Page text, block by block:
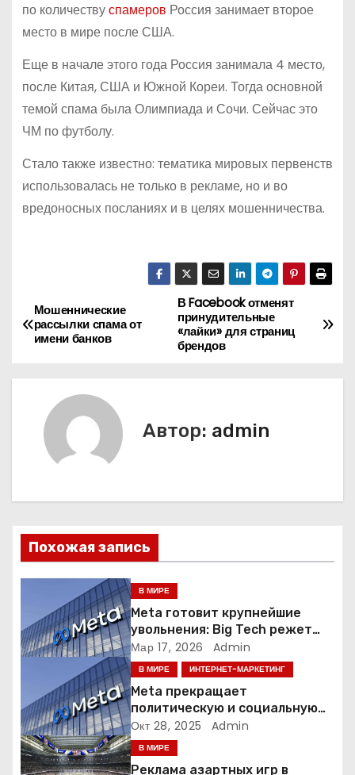
по количествуспамеров Россия занимает второе
место в мире после США.
Еще в начале этого года Россия занимала 4 место,
после Китая, США и Южной Кореи. Тогда основной
темой спама была Олимпиада и Сочи. Сейчас это
ЧМ по футболу.
Стало также известно: тематика мировых первенств
использовалась не только в рекламе, но и во
вредоносных посланиях и в целях мошенничества.
Н
а
в
ц
и
я
о
а
п
В Facebook отменят
принудительные
«лайки» для страниц
брендов
Мошеннические
рассылки спама от
имени банков
Автор: admin
Похожая запись
В МИРЕ
Meta готовит крупнейшие
увольнения: Big Tech режет
людей ради искусственного
интеллекта
Мар 17, 2026 Admin
В МИРЕ ИНТЕРНЕТ-МАРКЕТИНГ
Meta прекращает
политическую и социальную
рекламу в ЕС. Почему это
меняет рынок цифровой
рекламы?
Окт 28, 2025 Admin
В МИРЕ
Реклама азартных игр в